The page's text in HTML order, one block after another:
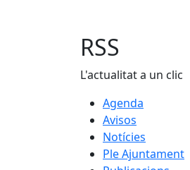
RSS
L'actualitat a un clic
Agenda
Avisos
Notícies
Ple Ajuntament